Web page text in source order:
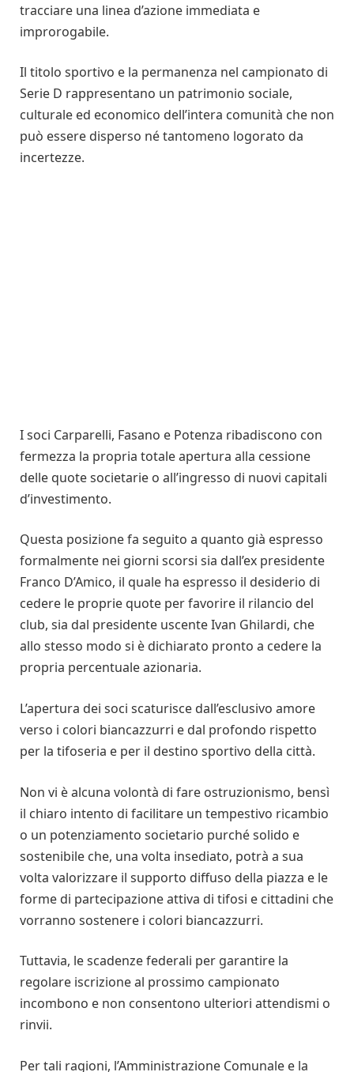
tracciare una linea d’azione immediata e
improrogabile.
Il titolo sportivo e la permanenza nel campionato di
Serie D rappresentano un patrimonio sociale,
culturale ed economico dell’intera comunità che non
può essere disperso né tantomeno logorato da
incertezze.
I soci Carparelli, Fasano e Potenza ribadiscono con
fermezza la propria totale apertura alla cessione
delle quote societarie o all’ingresso di nuovi capitali
d’investimento.
Questa posizione fa seguito a quanto già espresso
formalmente nei giorni scorsi sia dall’ex presidente
Franco D’Amico, il quale ha espresso il desiderio di
cedere le proprie quote per favorire il rilancio del
club, sia dal presidente uscente Ivan Ghilardi, che
allo stesso modo si è dichiarato pronto a cedere la
propria percentuale azionaria.
L’apertura dei soci scaturisce dall’esclusivo amore
verso i colori biancazzurri e dal profondo rispetto
per la tifoseria e per il destino sportivo della città.
Non vi è alcuna volontà di fare ostruzionismo, bensì
il chiaro intento di facilitare un tempestivo ricambio
o un potenziamento societario purché solido e
sostenibile che, una volta insediato, potrà a sua
volta valorizzare il supporto diffuso della piazza e le
forme di partecipazione attiva di tifosi e cittadini che
vorranno sostenere i colori biancazzurri.
Tuttavia, le scadenze federali per garantire la
regolare iscrizione al prossimo campionato
incombono e non consentono ulteriori attendismi o
rinvii.
Per tali ragioni, l’Amministrazione Comunale e la